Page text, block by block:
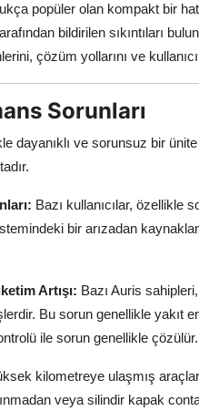
popüler olan kompakt bir
bildirilen sıkıntıları
çözüm yollarını ve
Sorunları
dayanıklı ve sorunsuz bir
Bazı kullanıcılar, özellikle
bir arızadan
Artışı: Bazı Auris
Bu sorun genellikle
ile sorun genellikle çözülür.
kilometreye ulaşmış
veya silindir kapak